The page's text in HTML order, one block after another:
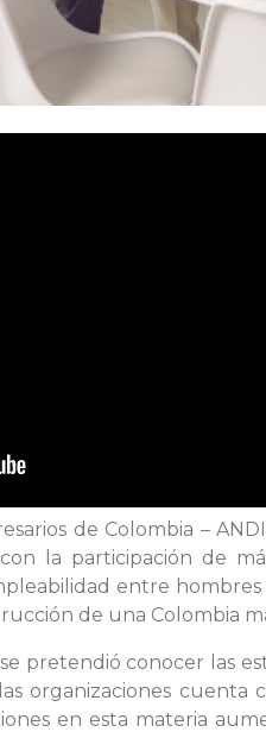
de Colombia –
la participación de
entre
de una Colombia
pretendió conocer las
organizaciones
en esta materia